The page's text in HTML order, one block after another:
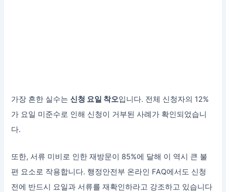
가장 흔한 실수는신청 요일 착오입니다. 전체 신청자의 12%
가 요일 미준수로 인해 신청이 거부된 사례가 확인되었습니
다.
또한, 서류 미비로 인한 재방문이 85%에 달해 이 역시 큰 불
편 요소로 작용합니다. 행정안전부 온라인 FAQ에서도 신청
전에 반드시 요일과 서류를 재확인하라고 강조하고 있습니다